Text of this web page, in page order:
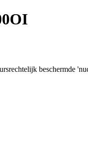
beschermde